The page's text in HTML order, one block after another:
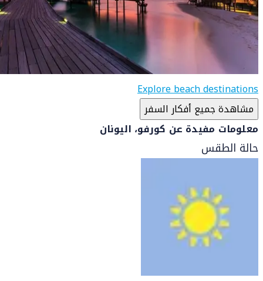
Explore beach destinations
مشاهدة جميع أفكار السفر
معلومات مفيدة عن كورفو، اليونان
حالة الطقس